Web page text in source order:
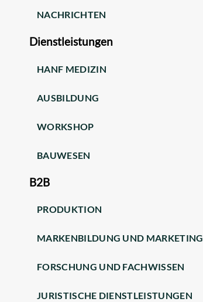
NACHRICHTEN
Dienstleistungen
HANF MEDIZIN
AUSBILDUNG
WORKSHOP
BAUWESEN
B2B
PRODUKTION
MARKENBILDUNG UND MARKETING
FORSCHUNG UND FACHWISSEN
JURISTISCHE DIENSTLEISTUNGEN